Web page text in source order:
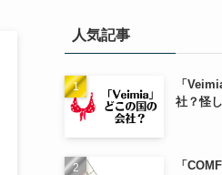
人気記事
「
社？怪
「